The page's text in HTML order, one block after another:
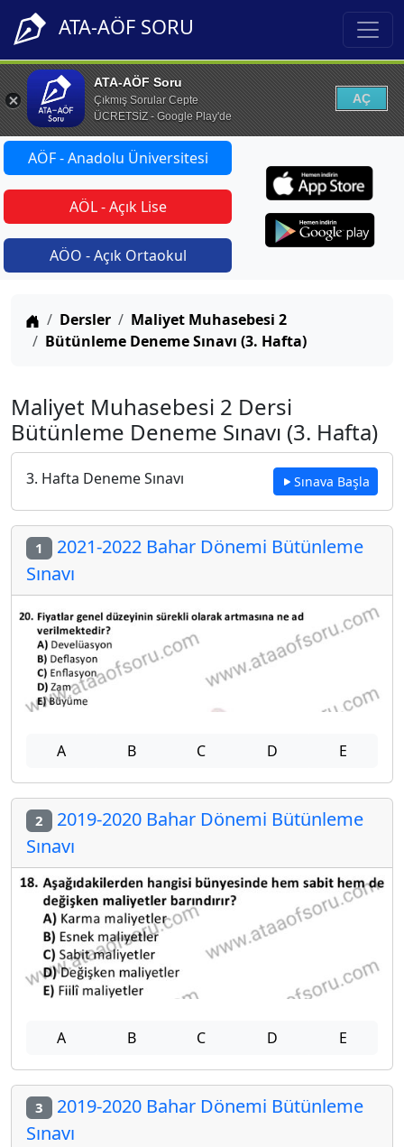
ATA-AÖF SORU
ATA-AÖF Soru
Çıkmış Sorular Cepte
ÜCRETSİZ - Google Play'de
AÇ
AÖF - Anadolu Üniversitesi
AÖL - Açık Lise
AÖO - Açık Ortaokul
Anasayfa
Dersler
Maliyet Muhasebesi 2
Bütünleme Deneme Sınavı (3. Hafta)
Maliyet Muhasebesi 2 Dersi
Bütünleme Deneme Sınavı (3. Hafta)
3. Hafta Deneme Sınavı Sınava Başla
1 2021-2022 Bahar Dönemi Bütünleme
Sınavı
A B C D E
2 2019-2020 Bahar Dönemi Bütünleme
Sınavı
A B C D E
3 2019-2020 Bahar Dönemi Bütünleme
Sınavı